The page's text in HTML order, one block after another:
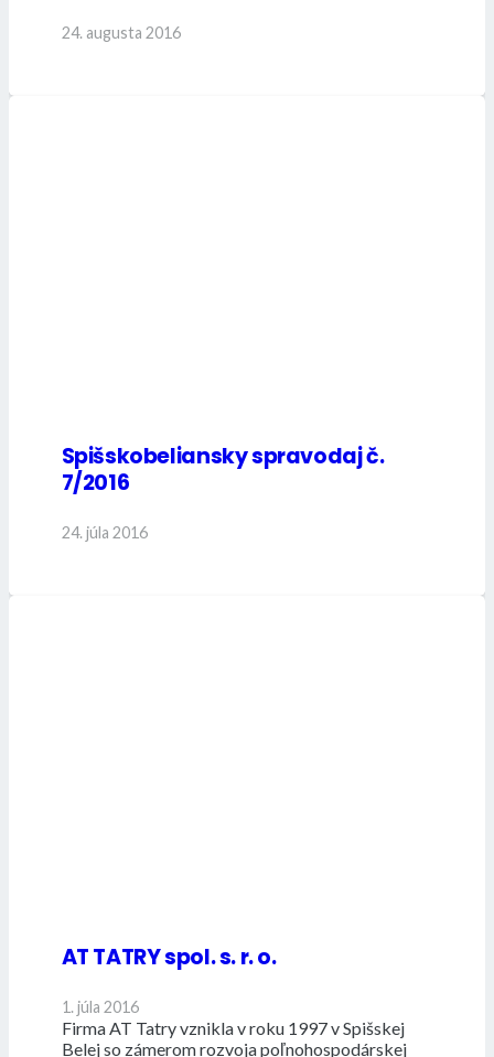
24. augusta 2016
Spišskobeliansky spravodaj č.
7/2016
24. júla 2016
AT TATRY spol. s. r. o.
1. júla 2016
Firma AT Tatry vznikla v roku 1997 v Spišskej
Belej so zámerom rozvoja poľnohospodárskej